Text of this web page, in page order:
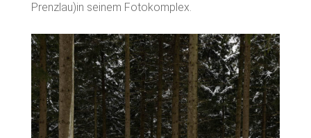
Prenzlau)in seinem Fotokomplex.